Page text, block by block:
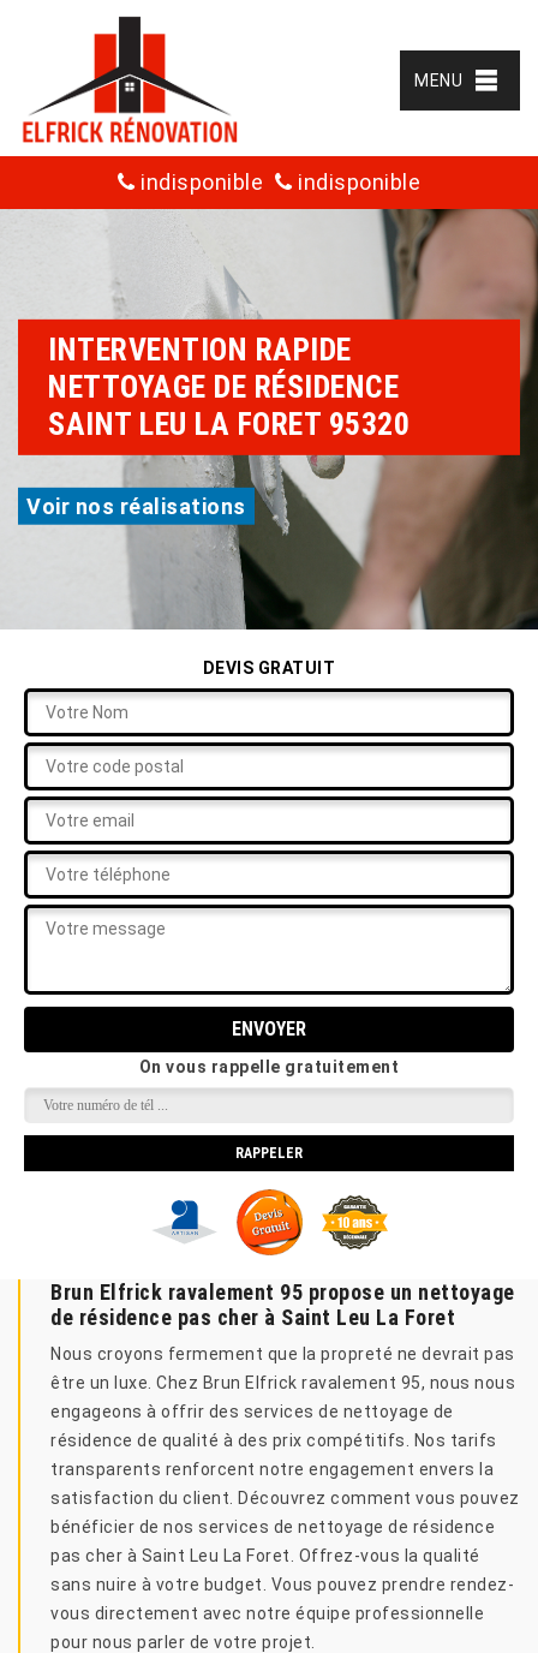
MENU
indisponible indisponible
INTERVENTION RAPIDE
NETTOYAGE DE RÉSIDENCE
SAINT LEU LA FORET 95320
Voir nos réalisations
DEVIS GRATUIT
On vous rappelle gratuitement
Brun Elfrick ravalement 95 propose un nettoyage
de résidence pas cher à Saint Leu La Foret
Nous croyons fermement que la propreté ne devrait pas
être un luxe. Chez Brun Elfrick ravalement 95, nous nous
engageons à offrir des services de nettoyage de
résidence de qualité à des prix compétitifs. Nos tarifs
transparents renforcent notre engagement envers la
satisfaction du client. Découvrez comment vous pouvez
bénéficier de nos services de nettoyage de résidence
pas cher à Saint Leu La Foret. Offrez-vous la qualité
sans nuire à votre budget. Vous pouvez prendre rendez-
vous directement avec notre équipe professionnelle
pour nous parler de votre projet.